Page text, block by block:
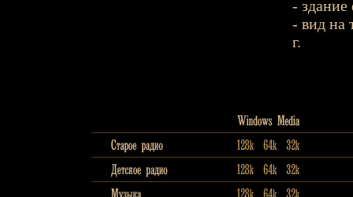
-
- вид на
г.